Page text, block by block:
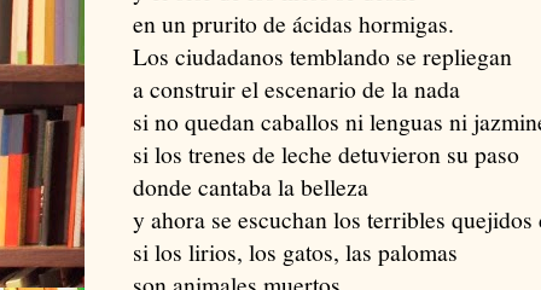
en un prurito de ácidas hormigas.
Los ciudadanos temblando se repliegan
a construir el escenario de la nada
si no quedan caballos ni lenguas ni
si los trenes de leche detuvieron su paso
donde cantaba la belleza
y ahora se escuchan los terribles quejidos
si los lirios, los gatos, las palomas